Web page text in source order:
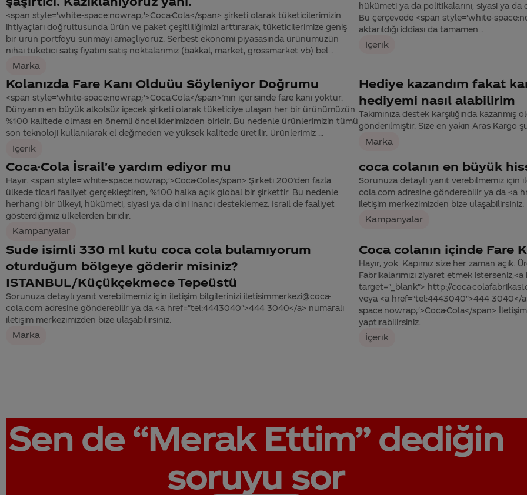
<span style='white-space:nowrap;'>Coca-Cola</span> şirketi olarak tüketicilerimizin
ihtiyaçları doğrultusunda ürün ve paket çeşitliliğimizi arttırarak, tüketicilerimize geniş
bir ürün portföyü sunmayı amaçlıyoruz. Serbest ekonomi piyasasında ürünümüzün
nihai tüketici satış fiyatını satış noktalarımız (bakkal, market, grossmarket vb) bel...
Marka
hükümeti ya da politikalarını, siyasi ya
Bu çerçevede <span style='white-
aktarıldığı iddiası da tamamen...
İçerik
Kolanızda Fare Kanı Olduüu Söyleniyor Doğrumu
<span style='white-space:nowrap;'>Coca-Cola</span>’nın içerisinde fare kanı yoktur.
Dünyanın en büyük alkolsüz içecek şirketi olarak tüketiciye ulaşan her bir ürünümüzün
%100 kalitede olması en önemli önceliklerimizden biridir. Bu nedenle ürünlerimizin tümü
son teknoloji kullanılarak el değmeden ve yüksek kalitede üretilir. Ürünlerimiz ...
İçerik
Hediye kazandım fakat
hediyemi nasıl alabilirim
Takımınıza destek karşılığında
gönderilmiştir. Size en yakın Aras Kargo
Marka
Coca-Cola İsrail'e yardım ediyor mu
Hayır. <span style='white-space:nowrap;'>Coca-Cola</span> Şirketi 200’den fazla
ülkede ticari faaliyet gerçekleştiren, %100 halka açık global bir şirkettir. Bu nedenle
herhangi bir ülkeyi, hükümeti, siyasi ya da dini inancı desteklemez. İsrail de faaliyet
gösterdiğimiz ülkelerden biridir.
Kampanyalar
coca colanın en büyük
Sorunuza detaylı yanıt verebilmemiz için
cola.com adresine gönderebilir ya da <a
iletişim merkezimizden bize ulaşabilirsiniz.
Kampanyalar
Sude isimli 330 ml kutu coca cola bulamıyorum
oturduğum bölgeye göderir misiniz?
ISTANBUL/Küçükçekmece Tepeüstü
Sorunuza detaylı yanıt verebilmemiz için iletişim bilgilerinizi iletisimmerkezi@coca-
cola.com adresine gönderebilir ya da <a href="tel:4443040">444 3040</a> numaralı
iletişim merkezimizden bize ulaşabilirsiniz.
Marka
Coca colanın içinde Fare
Hayır, yok. Kapımız size her zaman
Fabrikalarımızı ziyaret etmek
target="_blank"> http://coca-
veya <a href="tel:4443040">444 3040</
space:nowrap;'>Coca-Cola</span>
yaptırabilirsiniz.
İçerik
Sen de “Merak Ettim”dediğin
soruyu sor